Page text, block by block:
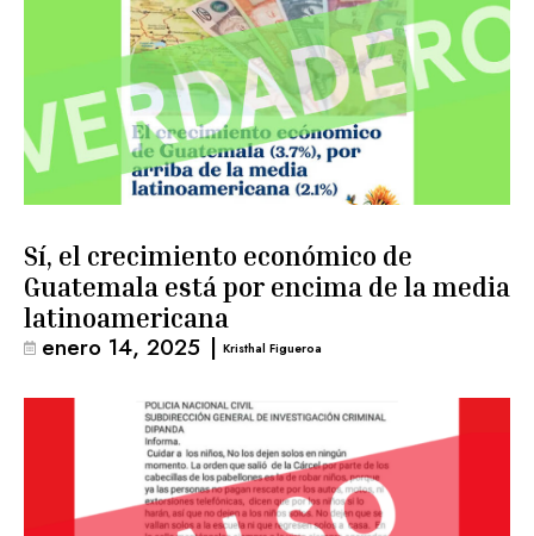
Sí, el crecimiento económico de
Guatemala está por encima de la media
latinoamericana
enero 14, 2025 | Kristhal Figueroa